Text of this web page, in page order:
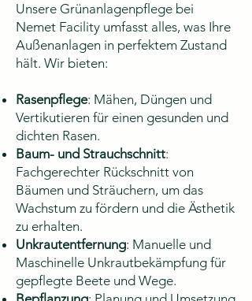
Unsere Grünanlagenpflege bei
Nemet Facility umfasst alles, was Ihre
Außenanlagen in perfektem Zustand
hält. Wir bieten:
Rasenpflege: Mähen, Düngen und
Vertikutieren für einen gesunden und
dichten Rasen.
Baum- und Strauchschnitt:
Fachgerechter Rückschnitt von
Bäumen und Sträuchern, um das
Wachstum zu fördern und die Ästhetik
zu erhalten.
Unkrautentfernung: Manuelle und
Maschinelle Unkrautbekämpfung für
gepflegte Beete und Wege.